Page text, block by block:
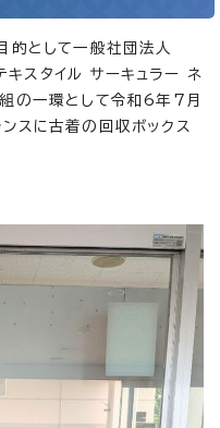
的として一般社団法人
タイル サーキュラー ネ
組の一環として令和6年7月
スに古着の回収ボックス